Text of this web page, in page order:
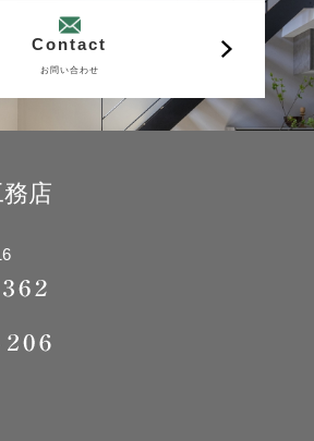
Contact
お問い合わせ
店